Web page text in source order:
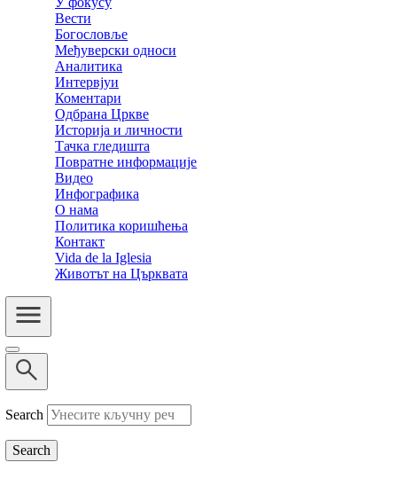
Вести
Богословље
Међуверски односи
Аналитика
Интервјуи
Коментари
Одбрана Цркве
Историја и личности
Тачка гледишта
Повратне информације
Видео
Инфографика
О нама
Политика коришћења
Контакт
Vida de la Iglesia
Животът на Църквата
Search